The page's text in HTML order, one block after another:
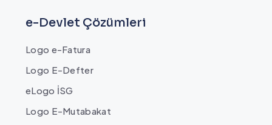
e-Devlet Çözümleri
Logo e-Fatura
Logo E-Defter
eLogo İSG
Logo E-Mutabakat